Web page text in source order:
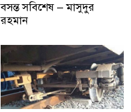
বসন্ত সবিশেষ – মাসুদুর
রহমান